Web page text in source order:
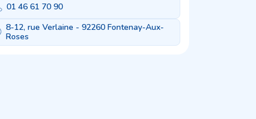
01 46 61 70 90
8-12, rue Verlaine - 92260 Fontenay-Aux-
Roses